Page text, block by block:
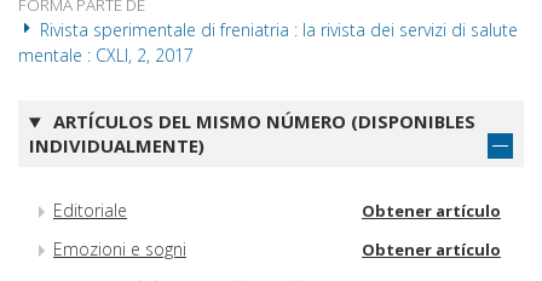
FORMA PARTE DE
Rivista sperimentale di freniatria : la rivista dei servizi di salute
mentale : CXLI, 2, 2017
ARTÍCULOS DEL MISMO NÚMERO (DISPONIBLES
INDIVIDUALMENTE)
Editoriale Obtener artículo
Emozioni e sogni Obtener artículo